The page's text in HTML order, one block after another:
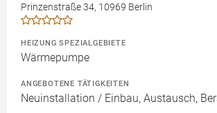
Prinzenstraße 34, 10969 Berlin
HEIZUNG SPEZIALGEBIETE
Wärmepumpe
ANGEBOTENE TÄTIGKEITEN
Neuinstallation / Einbau, Austausch,